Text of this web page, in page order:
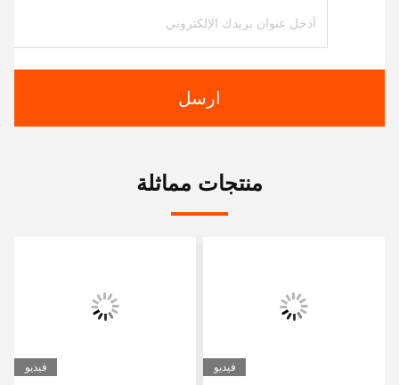
ارسل
منتجات مماثلة
فيديو فيديو